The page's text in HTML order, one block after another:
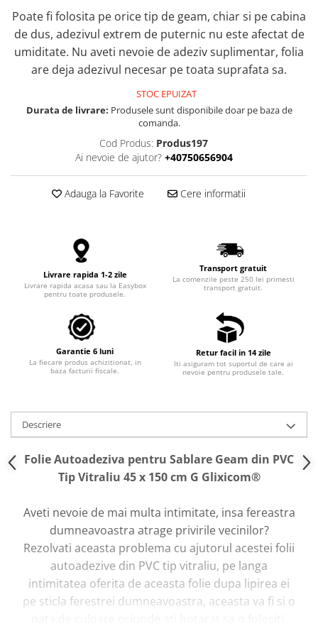
Oglinzi Acrilice Decorative
Stickere Decorative
Baloane
Accesorii Petrecere
Folii Protectie Multisuprafete
Accesorii Decoratiuni Interioare
PC, Periferice & Software
Mousepad-uri
Jucarii Copii & Bebe
Sport & Articole Outdoor
Fitness & Body Building
Camping si Drumetii
Auto & Moto
Iluminare LED
Incarcatoare Auto
Folii Auto & Tunning
Odorizante/Accesorii Auto
Scule Auto
Poate fi folosita pe orice tip de geam, chiar si pe cabina
de dus, adezivul extrem de puternic nu este afectat de
umiditate. Nu aveti nevoie de adeziv suplimentar, folia
are deja adezivul necesar pe toata suprafata sa.
STOC EPUIZAT
Durata de livrare: Produsele sunt disponibile doar pe baza de
comanda.
Cod Produs: Produs197
Ai nevoie de ajutor? +40750656904
Adauga la Favorite Cere informatii
Livrare rapida 1-2 zile
Livrare rapida acasa sau la Easybox
pentru toate produsele.
Transport gratuit
La comenzile peste 250 lei primesti
transport gratuit.
Garantie 6 luni
La fiecare produs achizitionat, in
baza facturii fiscale.
Retur facil in 14 zile
Iti asiguram tot suportul de care ai
nevoie pentru produsele tale.
Descriere
Folie Autoadeziva pentru Sablare Geam din PVC
Tip Vitraliu 45 x 150 cm G Glixicom®
Aveti nevoie de mai multa intimitate, insa fereastra
dumneavoastra atrage privirile vecinilor?
Rezolvati aceasta problema cu ajutorul acestei folii
autoadezive din PVC tip vitraliu, pe langa
intimitatea oferita de aceasta folie dupa lipirea ei
pe sticla ferestrei dumneavoastra, aceasta va fi si o